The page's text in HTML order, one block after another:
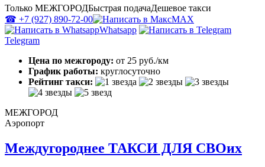
Только МЕЖГОРОДБыстрая подачаДешевое такси
☎ +7 (927) 890-72-00
MAX
Whatsapp
Telegram
Цена по межгороду: от 25 руб./км
График работы: круглосуточно
Рейтинг такси:
МЕЖГОРОД
Аэропорт
Междугороднее ТАКСИ ДЛЯ СВОих